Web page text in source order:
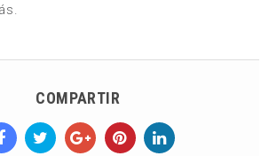
COMPARTIR